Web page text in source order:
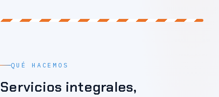
QUÉ HACEMOS
Servicios integrales,